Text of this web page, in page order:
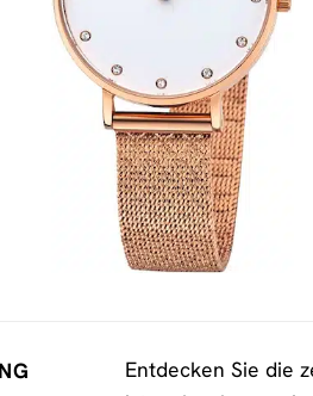
Entdecken Sie die